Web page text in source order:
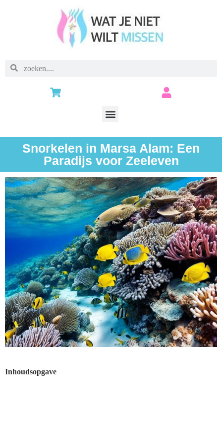
Snorkelen in Marsa Alam: Een
Paradijs voor Zeeleven
Inhoudsopgave